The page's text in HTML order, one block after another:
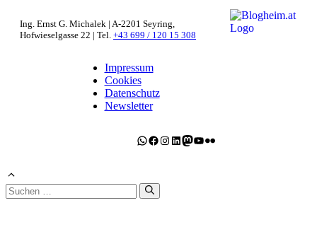
Ing. Ernst G. Michalek | A-2201 Seyring,
Hofwieselgasse 22 | Tel. +43 699 / 120 15 308
Impressum
Cookies
Datenschutz
Newsletter
WhatsApp
Facebook
Instagram
LinkedIn
Mastodon
YouTube
Flickr
Suchen
nach: